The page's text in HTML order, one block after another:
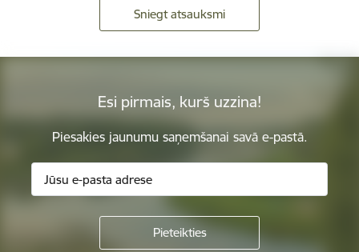
Sniegt atsauksmi
Esi pirmais, kurš uzzina!
Piesakies jaunumu saņemšanai savā e-pastā.